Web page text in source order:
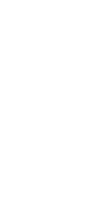
セス可能です